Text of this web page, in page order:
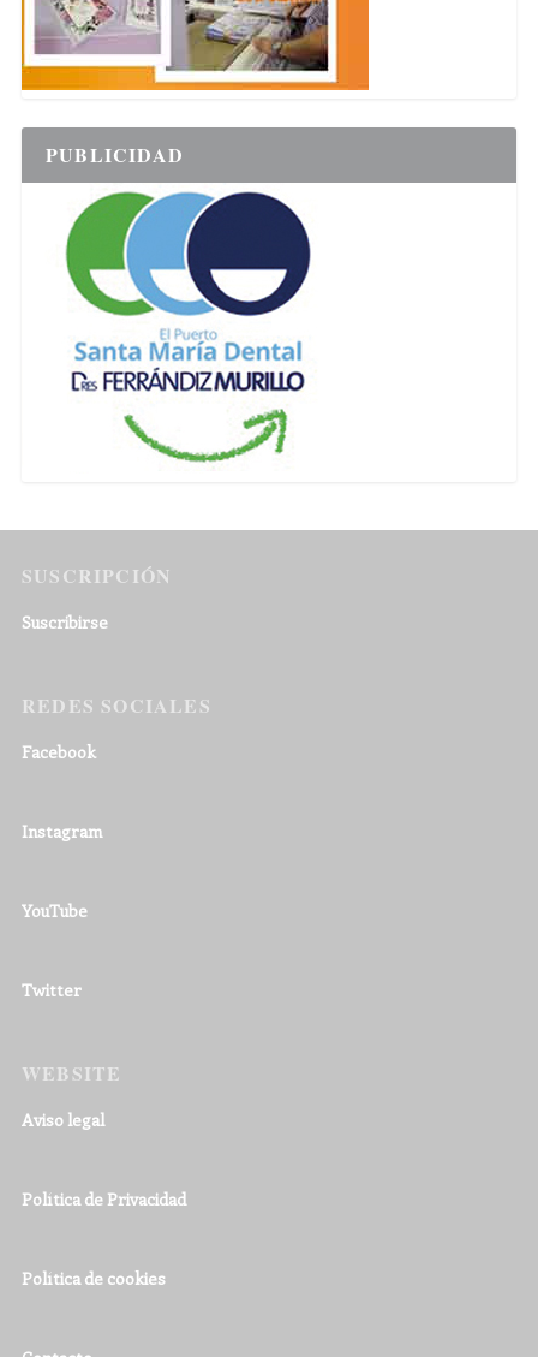
PUBLICIDAD
SUSCRIPCIÓN
Suscribirse
REDES SOCIALES
Facebook
Instagram
YouTube
Twitter
WEBSITE
Aviso legal
Política de Privacidad
Política de cookies